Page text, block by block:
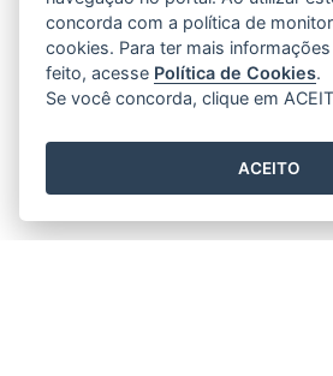
concorda com a política de
cookies. Para ter mais
feito, acesse Política de Cookies.
Se você concorda, clique em
ACEITO